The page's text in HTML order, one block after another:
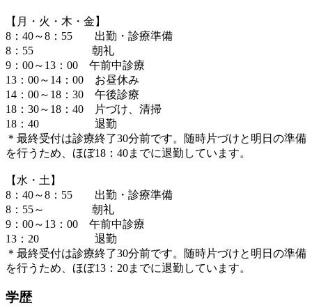
【月・火・木・金】
8：40～8：55 出勤・診療準備
8：55 朝礼
9：00～13：00 午前中診療
13：00～14：00 お昼休み
14：00～18：30 午後診療
18：30～18：40 片づけ、清掃
18：40 退勤
＊最終受付は診療終了30分前です。随時片づけと明日の準備
を行うため、ほぼ18：40までに退勤しています。
【水・土】
8：40～8：55 出勤・診療準備
8：55～ 朝礼
9：00～13：00 午前中診療
13：20 退勤
＊最終受付は診療終了30分前です。随時片づけと明日の準備
を行うため、ほぼ13：20までに退勤しています。
学歴